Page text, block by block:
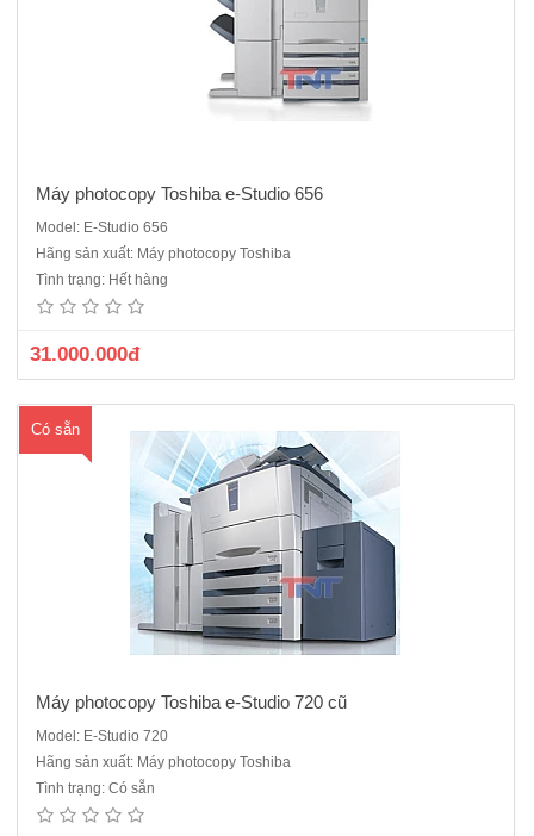
Máy photocopy Toshiba e-Studio 656
Model: E-Studio 656
Hãng sản xuất: Máy photocopy Toshiba
Tình trạng: Hết hàng
31.000.000đ
Có sẵn
Máy photocopy Toshiba E-Studio 720 KTS , xuất hiện từ năm 2011
. Dòng máy công nghiệp rất nhiều cửa hàng dịch vụ, công ty photo số
lượng lớn hiện nay đang sử dụng, Chức năng: Copy + In mạng +
Máy photocopy Toshiba e-Studio 720 cũ
Model: E-Studio 720
Hãng sản xuất: Máy photocopy Toshiba
Tình trạng: Có sẵn
Máy photocopy Toshiba E-Studio 723 cũDòng máy công nghiệp rất
nhiều cửa hàng dịch vụ, công ty photo số lượng lớn hiện nay đang sử
dụng, Sản xuất năm 2012. Máy dễ sử dụng, cực bền, chi phí đổ mực